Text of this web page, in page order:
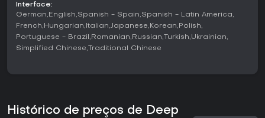
distintas de anões, cada uma com ferramentas
especializadas em mobilidade, combate e utilidade. O
deslocamento inclui escalada, perfuração de rochas e uso
de gadgets específicos de cada classe para alcançar
objetivos ou escapar de perigos. O combate prioriza
missão e as melhorias disponíveis. Cada sessão dura entre
15 e 40 minutos, com intensidade variável conforme a
Interface:
German English Spanish - Spain Spanish - Latin America
French Hungarian Italian Japanese Korean Polish
Portuguese - Brazil
Romanian Russian Turkish Ukrainian
Simplified Chinese Traditional Chinese
Histórico de preços de Deep